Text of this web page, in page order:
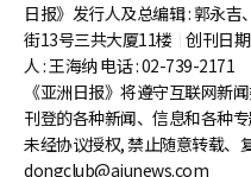
日报》发行人及总编辑 : 郭永吉
街13号三共大厦11楼 创刊日
人 : 王海纳 电话 : 02-739-2171
《亚洲日报》将遵守互联网新
刊登的各种新闻、信息和各种
未经协议授权, 禁止随意转载、
dongclub@ajunews.com